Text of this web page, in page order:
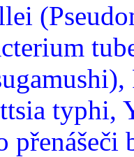
typhi,